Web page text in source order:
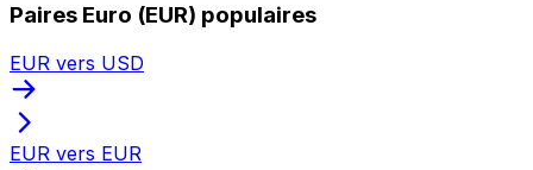
Paires Euro (EUR) populaires
EUR vers USD
EUR vers EUR